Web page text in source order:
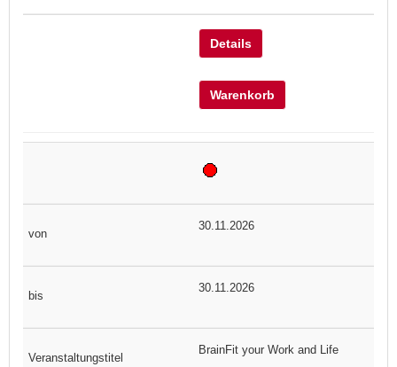
Details
Warenkorb
30.11.2026
30.11.2026
BrainFit your Work and Life